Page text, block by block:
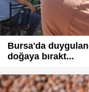
Bursa'da
doğaya bırakt...